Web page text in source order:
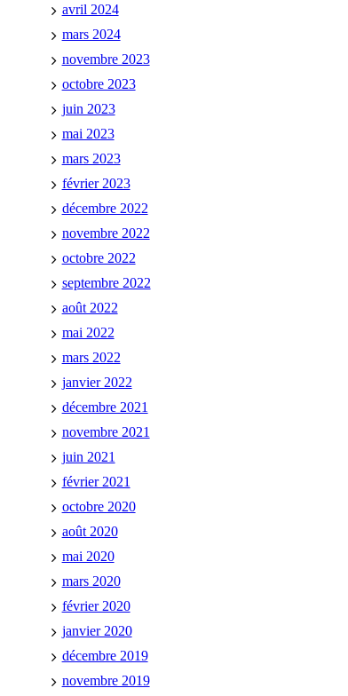
avril 2024
mars 2024
novembre 2023
octobre 2023
juin 2023
mai 2023
mars 2023
février 2023
décembre 2022
novembre 2022
octobre 2022
septembre 2022
août 2022
mai 2022
mars 2022
janvier 2022
décembre 2021
novembre 2021
juin 2021
février 2021
octobre 2020
août 2020
mai 2020
mars 2020
février 2020
janvier 2020
décembre 2019
novembre 2019